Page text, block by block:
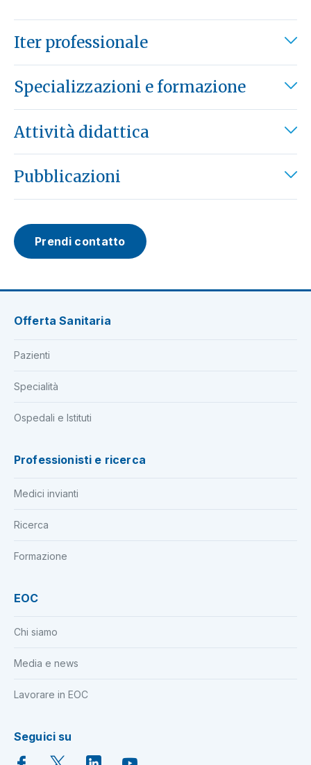
Iter professionale
Specializzazioni e formazione
Attività didattica
Pubblicazioni
Prendi contatto
Offerta Sanitaria
Pazienti
Specialità
Ospedali e Istituti
Professionisti e ricerca
Medici invianti
Ricerca
Formazione
EOC
Chi siamo
Media e news
Lavorare in EOC
Seguici su